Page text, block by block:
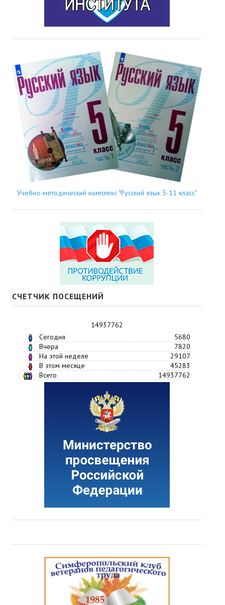
Учебно-методический комплекс "Русский язык 5-11 класс"
СЧЕТЧИК ПОСЕЩЕНИЙ
14937762
Сегодня
5680
Вчера
7820
На этой неделе
29107
В этом месяце
45283
Всего
14937762